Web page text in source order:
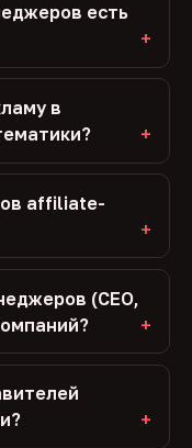
есть
в
affiliate-
(CEO,